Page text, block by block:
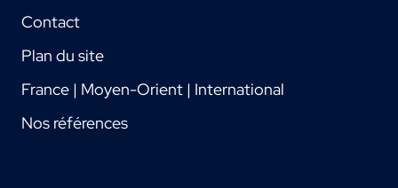
Contact
Plan du site
France | Moyen-Orient | International
Nos références